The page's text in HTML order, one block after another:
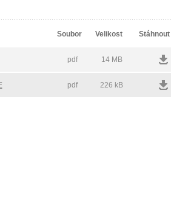
Soubor Velikost Stáhnout
pdf 14 MB
pdf 226 kB